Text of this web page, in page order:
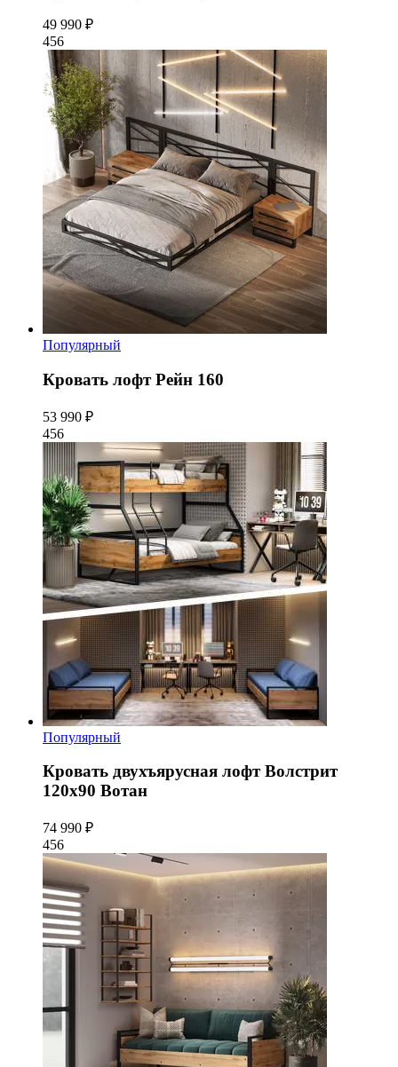
49 990 ₽
456
Популярный
Кровать лофт Рейн 160
53 990 ₽
456
Популярный
Кровать двухъярусная лофт Волстрит
120x90 Вотан
74 990 ₽
456